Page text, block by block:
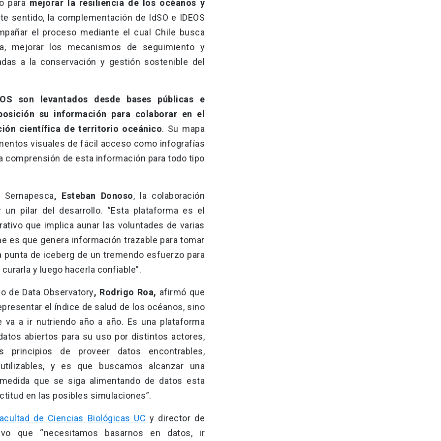
para mejorar la resiliencia de los océanos y
sentido, la complementación de IdSO e IDEOS
el proceso mediante el cual Chile busca
mejorar los mecanismos de seguimiento y
a la conservación y gestión sostenible del
son levantados desde bases públicas e
su información para colaborar en el
científica de territorio oceánico. Su mapa
visuales de fácil acceso como infografías
comprensión de esta información para todo tipo
, Esteban Donoso, la colaboración
pilar del desarrollo. “Esta plataforma es el
que implica aunar las voluntades de varias
es que genera información trazable para tomar
de iceberg de un tremendo esfuerzo para
y luego hacerla confiable”.
de Data Observatory, Rodrigo Roa, afirmó que
el índice de salud de los océanos, sino
a ir nutriendo año a año. Es una plataforma
abiertos para su uso por distintos actores,
de proveer datos encontrables,
y es que buscamos alcanzar una
que se siga alimentando de datos esta
en las posibles simulaciones”.
de Ciencias Biológicas UC y director de
que “necesitamos basarnos en datos, ir